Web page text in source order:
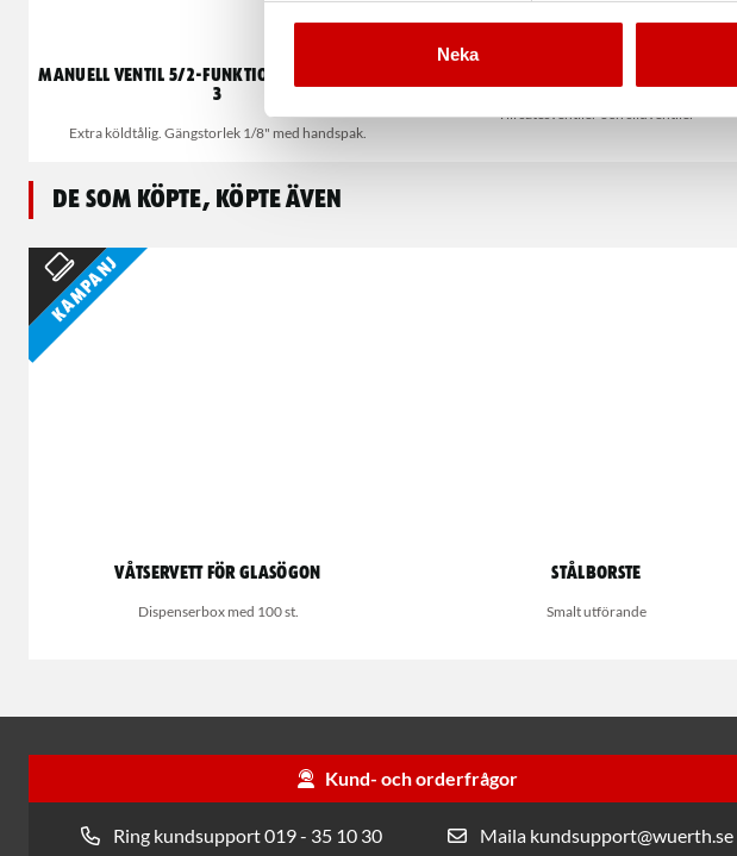
Neka
Manuell ventil 5/2-funktion bistabil Serie
3
Extra köldtålig. Gängstorlek 1/8" med handspak.
Till sätesventiler och slidventiler
De som köpte, köpte även
Kampanj
Våtservett för glasögon
Dispenserbox med 100 st.
Stålborste
Smalt utförande
Kund- och orderfrågor
Ring kundsupport 019 - 35 10 30 Maila kundsupport@wuerth.se